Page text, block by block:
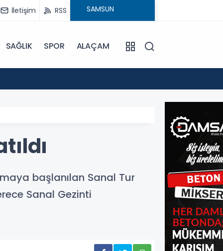
İletişim RSS
SAĞLIK SPOR ALAÇAM
başlanılan Sanal Tur
Sanal Gezinti